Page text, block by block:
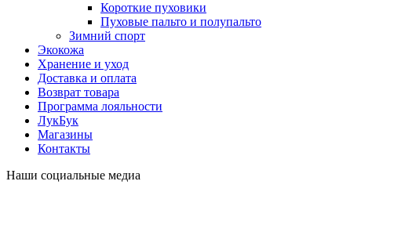
Короткие пуховики
Пуховые пальто и полупальто
Зимний спорт
Экокожа
Хранение и уход
Доставка и оплата
Возврат товара
Программа лояльности
ЛукБук
Магазины
Контакты
Наши социальные медиа